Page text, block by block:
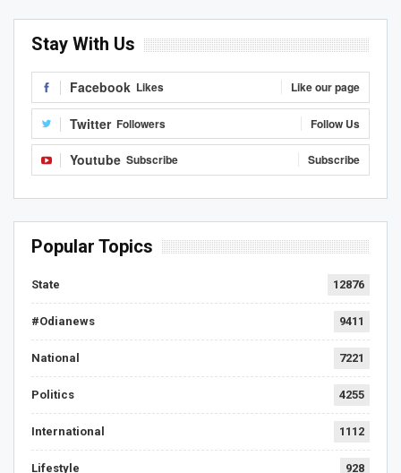
Stay With Us
Facebook Likes Like our page
Twitter Followers Follow Us
Youtube Subscribe Subscribe
Popular Topics
State 12876
#Odianews 9411
National 7221
Politics 4255
International 1112
Lifestyle 928